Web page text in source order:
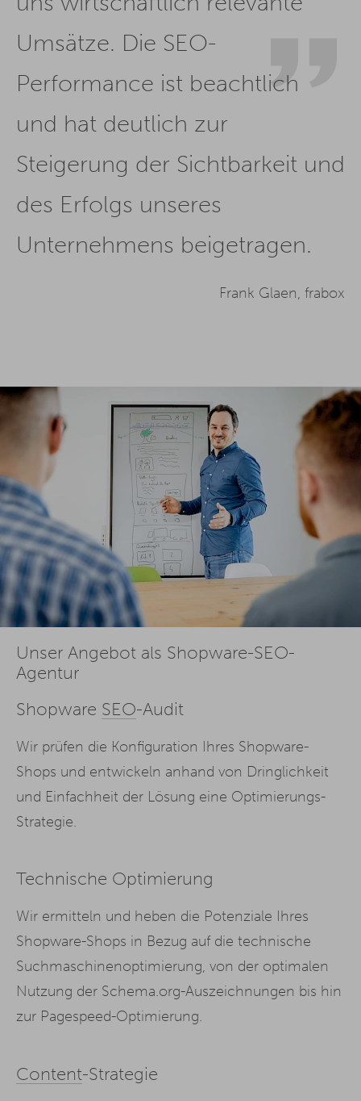
Umsätze. Die SEO-
Performance ist beachtlich
und hat deutlich zur
Steigerung der Sichtbarkeit und
des Erfolgs unseres
Unternehmens beigetragen.
Frank Glaen, frabox
Unser Angebot als Shopware-SEO-
Agentur
Shopware SEO-Audit
Wir prüfen die Konfiguration Ihres Shopware-
Shops und entwickeln anhand von Dringlichkeit
und Einfachheit der Lösung eine Optimierungs-
Strategie.
Technische Optimierung
Wir ermitteln und heben die Potenziale Ihres
Shopware-Shops in Bezug auf die technische
Suchmaschinenoptimierung, von der optimalen
Nutzung der Schema.org-Auszeichnungen bis hin
zur Pagespeed-Optimierung.
Content-Strategie